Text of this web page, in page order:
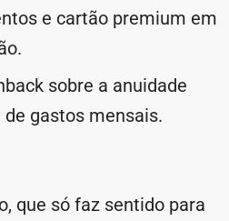
e cartão premium em
sobre a anuidade
gastos mensais.
que só faz sentido para